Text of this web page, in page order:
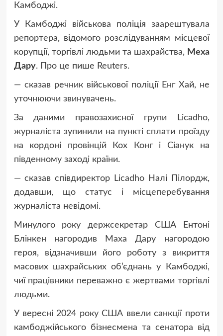
Камбоджі.
У Камбоджі військова поліція заарештувала
репортера, відомого розслідуванням місцевої
корупції, торгівлі людьми та шахрайства, Меха
Дару. Про це пише Reuters.
— сказав речник військової поліції Енг Хай, не
уточнюючи звинувачень.
За даними правозахисної групи Licadho,
журналіста зупинили на пункті сплати проїзду
на кордоні провінцій Кох Конг і Сіанук на
південному заході країни.
— сказав співдиректор Licadho Налі Пілордж,
додавши, що статус і місцеперебування
журналіста невідомі.
Минулого року держсекретар США Ентоні
Блінкен нагородив Маха Дару нагородою
героя, відзначивши його роботу з викриття
масових шахрайських об’єднань у Камбоджі,
чиї працівники переважно є жертвами торгівлі
людьми.
У вересні 2024 року США ввели санкції проти
камбоджійського бізнесмена та сенатора від